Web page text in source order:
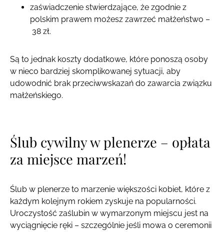
zaświadczenie stwierdzające, że zgodnie z
polskim prawem możesz zawrzeć małżeństwo –
38 zł.
Są to jednak koszty dodatkowe, które ponoszą osoby
w nieco bardziej skomplikowanej sytuacji, aby
udowodnić brak przeciwwskazań do zawarcia związku
małżeńskiego.
Ślub cywilny w plenerze – opłata
za miejsce marzeń!
Ślub w plenerze to marzenie większości kobiet, które z
każdym kolejnym rokiem zyskuje na popularności.
Uroczystość zaślubin w wymarzonym miejscu jest na
wyciągnięcie ręki – szczególnie jeśli mowa o ceremonii